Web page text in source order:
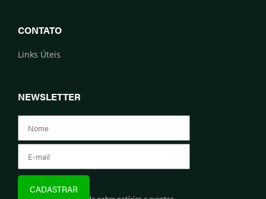
CONTATO
Links Úteis
NEWSLETTER